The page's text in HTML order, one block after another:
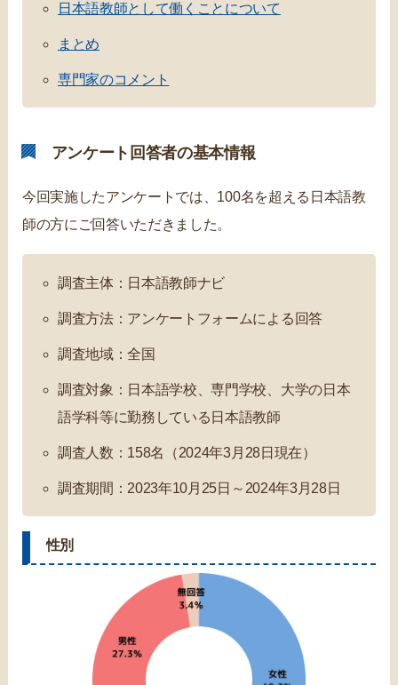
日本語教師として働くことについて
まとめ
専門家のコメント
アンケート回答者の基本情報
今回実施したアンケートでは、100名を超える日本語教
師の方にご回答いただきました。
調査主体：日本語教師ナビ
調査方法：アンケートフォームによる回答
調査地域：全国
調査対象：日本語学校、専門学校、大学の日本
語学科等に勤務している日本語教師
調査人数：158名（2024年3月28日現在）
調査期間：2023年10月25日～2024年3月28日
性別